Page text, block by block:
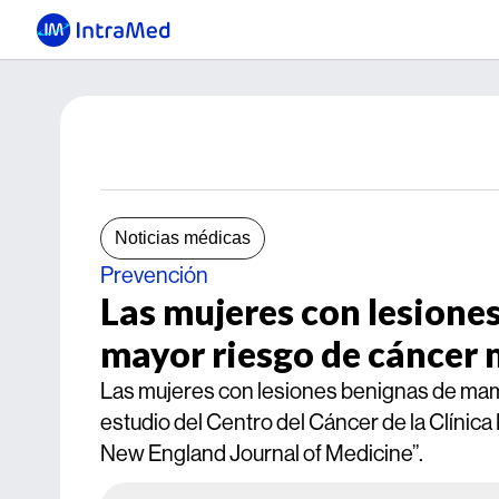
Noticias médicas
Prevención
Las mujeres con
mayor riesgo de cáncer
Las mujeres con lesiones benignas de
estudio del Centro del Cáncer de la
New England Journal of Medicine”.